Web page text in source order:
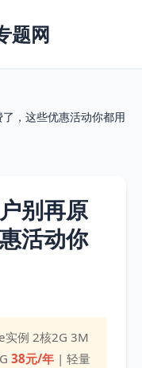
题网
，这些优惠活动你都用
别再原
活动你
实例 2核2G 3M
38元/年 | 轻量